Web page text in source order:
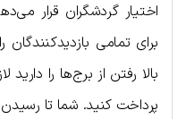
اختیار گردشگران قرار
برای تمامی
بالا رفتن از برج‌ها را